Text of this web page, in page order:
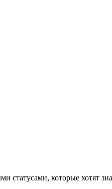
которые хотят